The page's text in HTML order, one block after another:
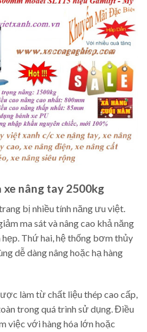
nâng tay 2500kg
bị nhiều tính năng ưu việt.
ma sát và nâng cao khả năng
Thứ hai, hệ thống bơm thủy
dễ dàng nâng hoặc hạ hàng
làm từ chất liệu thép cao cấp,
trong quá trình sử dụng. Điều
việc với hàng hóa lớn hoặc